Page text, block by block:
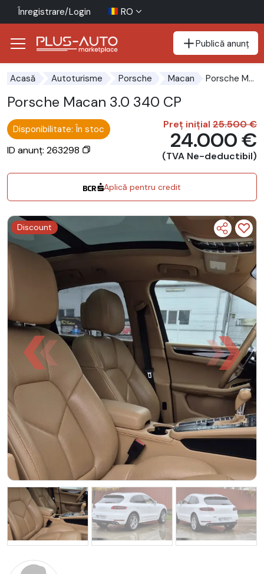
Înregistrare/Login RO
Publică anunț
Acasă Autoturisme Porsche Macan Porsche Macan 3.0 340 CP
Porsche Macan 3.0 340 CP
Disponibilitate: În stoc
ID anunț: 263298
Preț inițial 25.500 €
24.000 €
(TVA Ne-deductibil)
Aplică pentru credit
Discount